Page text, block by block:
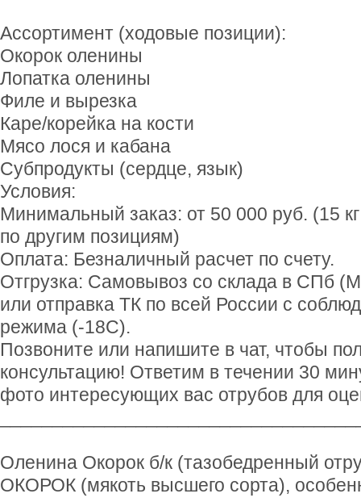
Ассортимент (ходовые позиции):
Окорок оленины
Лопатка оленины
Филе и вырезка
Каре/корейка на кости
Мясо лося и кабана
Субпродукты (сердце, язык)
Условия:
Минимальный заказ: от 50 000 руб. (15
по другим позициям)
Оплата: Безналичный расчет по счету.
Отгрузка: Самовывоз со склада в СПб
или отправка ТК по всей России с
режима (-18C).
Позвоните или напишите в чат, чтобы
консультацию! Ответим в течении 30
фото интересующих вас отрубов для
Оленина Окорок б/к (тазобедренный
ОКОРОК (мякоть высшего сорта),